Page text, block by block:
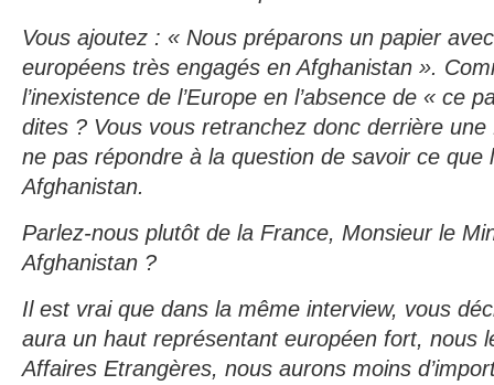
Vous ajoutez : « Nous préparons un papier
européens très engagés en Afghanistan ».
l’inexistence de l’Europe en l’absence de « ce
dites ? Vous vous retranchez donc derrière
ne pas répondre à la question de savoir ce que
Afghanistan.
Parlez-nous plutôt de la France, Monsieur le
Afghanistan ?
Il est vrai que dans la même interview, vous
aura un haut représentant européen fort, nous
Affaires Etrangères, nous aurons moins